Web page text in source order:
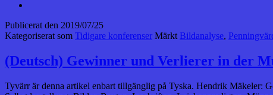
Publicerat den 2019/07/25
Kategoriserat som Tidigare konferenser Märkt Bildanalyse,
(Deutsch) Gewinner und Verlierer in der
Tyvärr är denna artikel enbart tillgänglig på Tyska. Hendrik Mäkeler: